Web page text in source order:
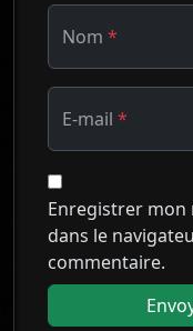
Nom *
E-mail *
Enregistrer mon
dans le
commentaire.